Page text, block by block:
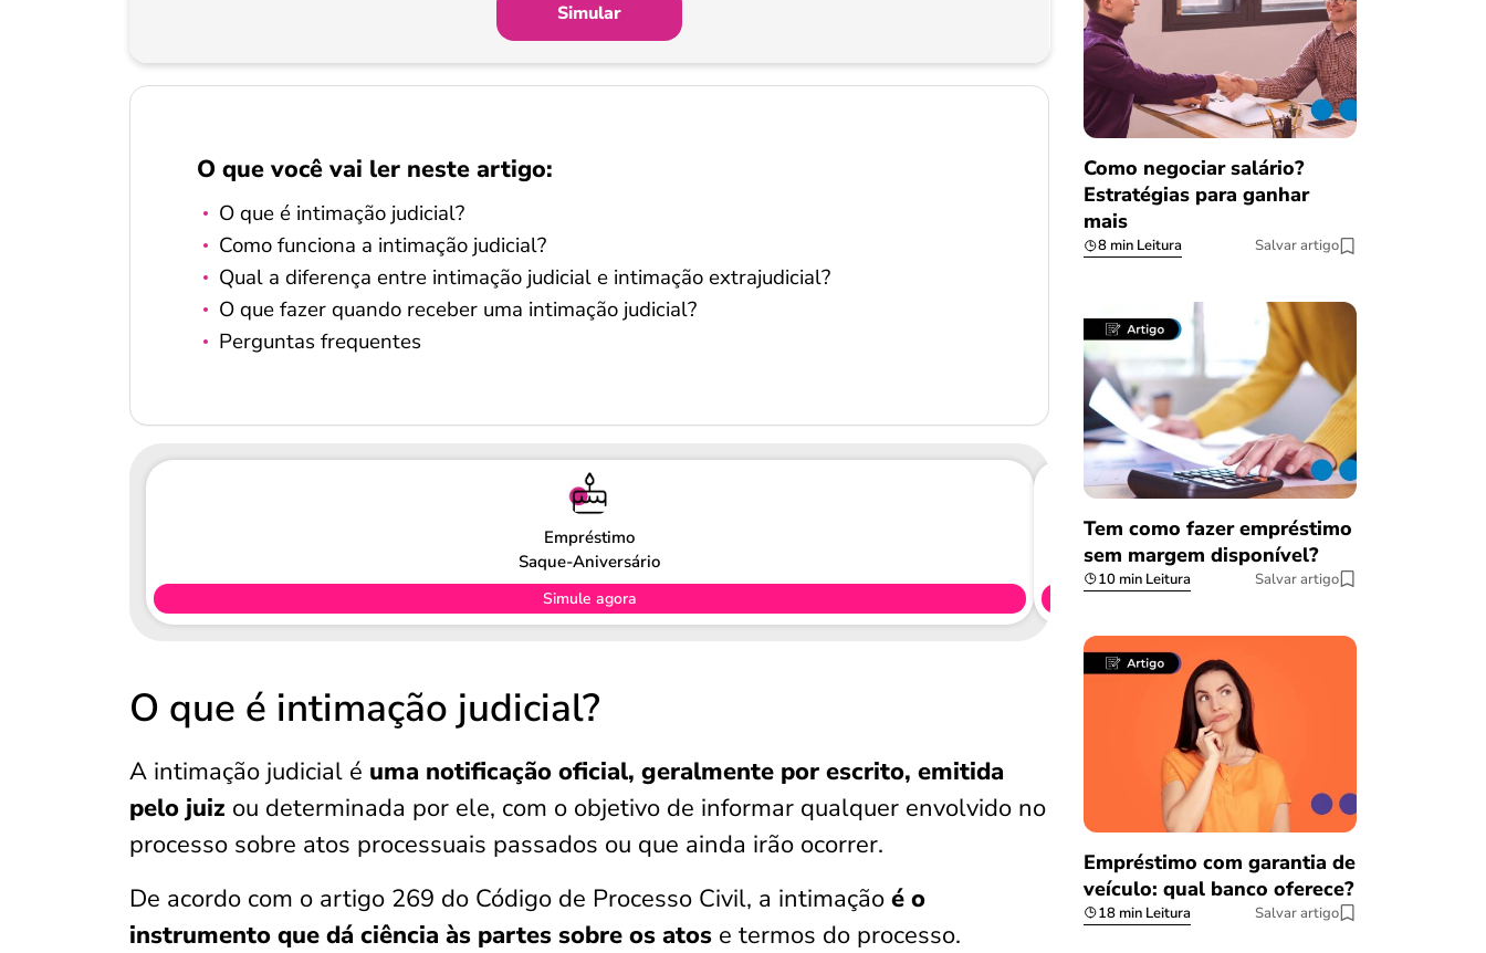
Simular
O que você vai ler neste artigo:
O que é intimação judicial?
Como funciona a intimação judicial?
Qual a diferença entre intimação judicial e intimação extrajudicial?
O que fazer quando receber uma intimação judicial?
Perguntas frequentes
Empréstimo
Saque-Aniversário
Simule agora
O que é intimação judicial?
A intimação judicial é uma notificação oficial, geralmente por escrito, emitida
pelo juiz ou determinada por ele, com o objetivo de informar qualquer envolvido no
processo sobre atos processuais passados ou que ainda irão ocorrer.
De acordo com o artigo 269 do Código de Processo Civil, a intimação é o
instrumento que dá ciência às partes sobre os atos e termos do processo.
Como negociar salário?
Estratégias para ganhar
mais
8 min Leitura Salvar artigo
Tem como fazer empréstimo
sem margem disponível?
10 min Leitura Salvar artigo
Empréstimo com garantia de
veículo: qual banco oferece?
18 min Leitura Salvar artigo